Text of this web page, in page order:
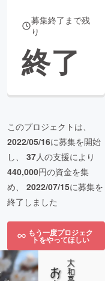
募集終了まで残
り
終了
このプロジェクトは、
2022/05/16に募集を開始
し、 37人の支援により
440,000円の資金を集
め、 2022/07/15に募集を
終了しました
もう一度プロジェク
トをやってほしい